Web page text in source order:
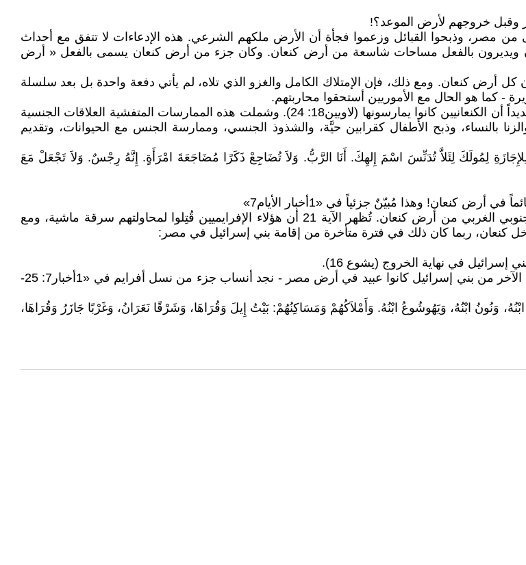
وقبل خروجهم لأرض الموعد؟!
مصر، وذبحوا القبائل وزعموا فجأة أن الأرض ملكهم الشرعي. هذه الإدعاءات لا تتفق مع أحداث
ويديرون بالفعل مساحات شاسعة من أرض كنعان. وكان جزء من أرض كنعان يسمى بالفعل « أرض
أرض كنعان. ومع ذلك، فإن الإمتلاك الكامل والغزو الذي تلاه، لم يأتي دفعة واحدة بل بعد سلسلة
- كما هو الحال مع الأموريين أستحقوا محاربتهم.
فيحتوي سفر اللاويين 18 على قائمة طويلة من الممارسات الشريرة، ويذكر تحديداً أن الكنعانيين كانوا يمارسونها (لاويين18: 24). وشملت هذه الممارسات المتفشية العلاقات الجنسية
العائلة الواحدة، وسفاح القربى وكشف العورات «لاو18: 6-19 »، والزنا بالنساء، وذبح الأطفال كقرابين حيَّة، والشذوذ الجنسي، وممارسة الجنس مع الحيوانات، وتقديم
لِمُولَكَ لِئَلاَّ تُدَنِّسَ اسْمَ إِلهِكَ. أَنَا الرَّبُّ. وَلاَ تُضَاجِعْ ذَكَرًا مُضَاجَعَةَ امْرَأَةٍ. إِنَّهُ رِجْسٌ. وَلاَ تَجْعَلْ مَعَ
وهذا مُبيّنٌ جزئياً في «1أخبار الأيام7»
كان لإفرايم ابن يعقوب عدد من الأولاد الذين ذبحهم سكان جَت في الركن الجنوبي الغربي من أرض كنعان. تُظهر الآية 21 أن هؤلاء الإفرايميين قُتِلوا لمحاولتهم سرقة ماشية، ومع
داخل كنعان، ربما كان ذلك في فترة متأخرة من إقامة بني إسرائيل في مصر:
في نهاية الخروج (يشوع 16).
أستمر جزء من نسل أفرايم في الإستقرار المتجذر في أرض كنعان، بينما الجزء الآخر من بني إسرائيل كانوا عبيد في أرض مصر - نجد أنساب جزء من نسل أفرايم في «1أخبار7: 25-
وَنُونُ ابْنُهُ، وَيَهُوشُوعُ ابْنُهُ. وَأَمْلاَكُهُمْ وَمَسَاكِنُهُمْ: بَيْتُ إِيلَ وَقُرَاهَا، وَشَرْقًا نَعَرَانُ، وَغَرْبًا جَازَرُ وَقُرَاهَا،